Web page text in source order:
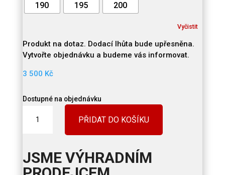
190
195 200
Vyčistit
Produkt na dotaz. Dodací lhůta bude upřesněna.
Vytvořte objednávku a budeme vás informovat.
3 500 Kč
Dostupné na objednávku
KIMONO
MASTER
vel.150-
PŘIDAT DO KOŠÍKU
JSME VÝHRADNÍM